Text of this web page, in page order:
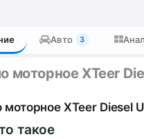
Авто 3
моторное XTeer
XTeer Diesel
такое